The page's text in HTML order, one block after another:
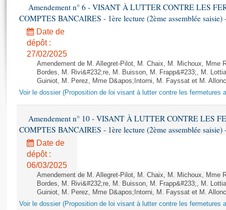
Propositions de loi
Amendements
Textes adoptés
Rapports d'information
Rapports d'enquête
Rapports législatifs
Dossiers législatifs
Budget et sécurité sociale
Questions écrites et orales
Comptes rendus des débats
Histoire
Juniors
Anciennes législatures
Liens vers les sites publics
Photos libres de droit
Amendement n° 6 - VISANT À LUTTER CONTRE LES
COMPTES BANCAIRES - 1ère lecture (2ème assemblée saisie)
Date de
dépôt :
27/02/2025
Amendement de M. Allegret-Pilot, M. Chaix, M. Michoux, Mme
Bordes, M. Rivi&#232;re, M. Buisson, M. Frapp&#233;, M.
Guiniot, M. Perez, Mme D&apos;Intorni, M. Fayssat et M.
Voir le dossier (Proposition de loi visant à lutter contre les fermetures
Amendement n° 10 - VISANT À LUTTER CONTRE LES
COMPTES BANCAIRES - 1ère lecture (2ème assemblée saisie)
Date de
dépôt :
06/03/2025
Amendement de M. Allegret-Pilot, M. Chaix, M. Michoux, Mme
Bordes, M. Rivi&#232;re, M. Buisson, M. Frapp&#233;, M.
Guiniot, M. Perez, Mme D&apos;Intorni, M. Fayssat et M.
Voir le dossier (Proposition de loi visant à lutter contre les fermetures